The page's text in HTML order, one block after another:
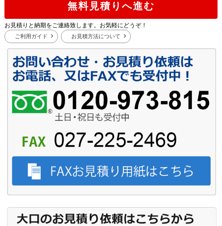
無料見積りへ進む
お見積りと納期をご連絡致します。お気軽にどうぞ！
ご利用ガイド お見積方法について